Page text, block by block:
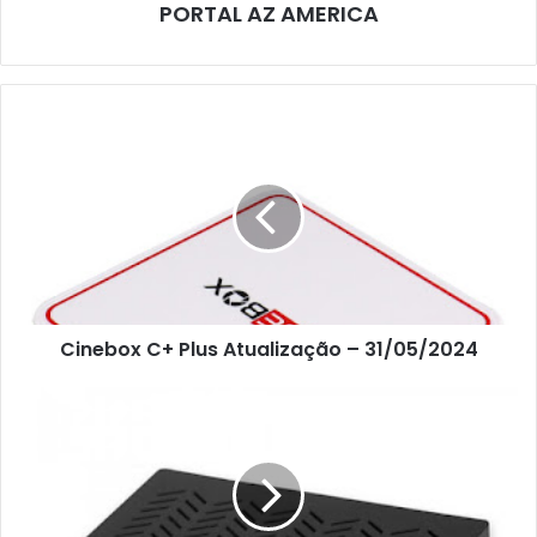
PORTAL AZ AMERICA
Cinebox C+ Plus Atualização – 31/05/2024